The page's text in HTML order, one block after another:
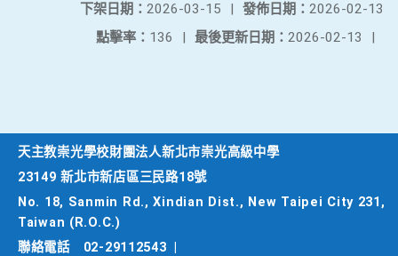
發佈日期： 2026-02-13
下架日期： 2026-03-15
|
最後更新日期： 2026-02-13 |
點擊率： 136 |
天主教崇光學校財團法人新北市崇光高級中學
23149 新北市新店區三民路18號
No. 18, Sanmin Rd., Xindian Dist., New Taipei City 231,
Taiwan (R.O.C.)
聯絡電話
02-29112543